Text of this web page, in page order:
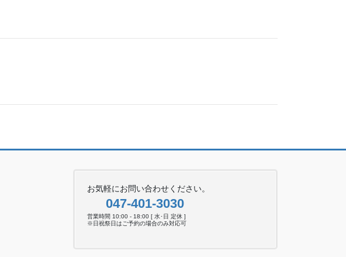
お気軽にお問い合わせください。
047-401-3030
営業時間 10:00 - 18:00 [ 水･日 定休 ]
※日祝祭日はご予約の場合のみ対応可